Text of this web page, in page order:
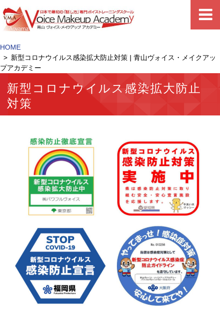
HOME
新型コロナウイルス感染拡大防止対策 | 青山ヴォイス・メイクアッ
プアカデミー
新型コロナウイルス感染拡大防止
対策